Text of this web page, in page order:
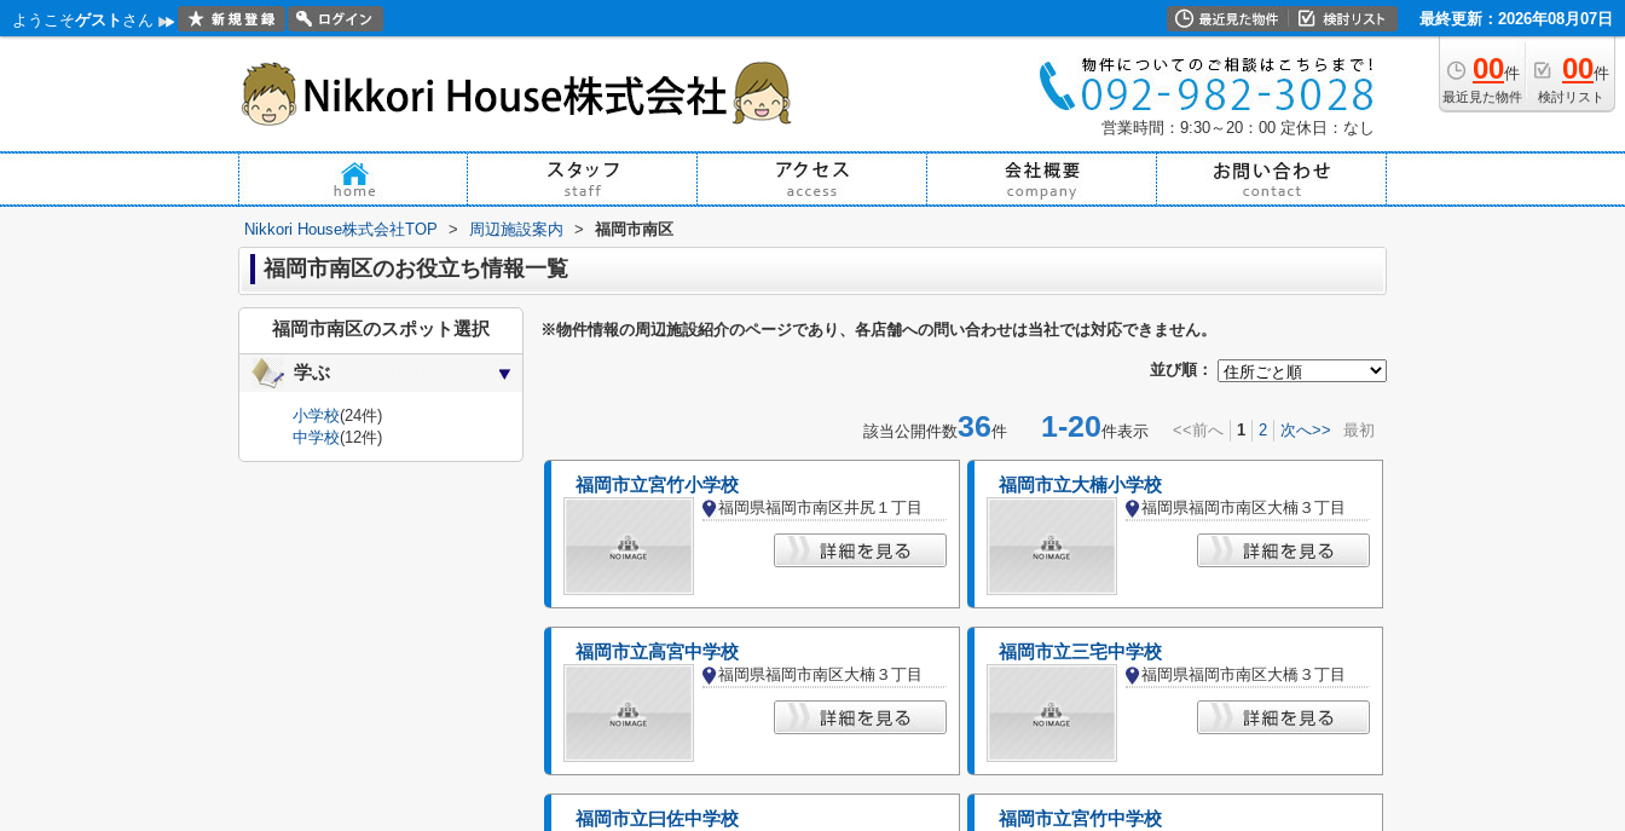
ようこそゲスト さん 最終更新：2026年08月07日
00件
最近見た物件
00件
検討リスト
営業時間：9:30～20：00 定休日：なし
Nikkori House株式会社TOP > 周辺施設案内 > 福岡市南区
福岡市南区のお役立ち情報一覧
※物件情報の周辺施設紹介のページであり、各店舗への問い合わせは当社では対応できません。
並び順：
該当公開件数36件 1-20件表示 <<前へ 1 2 次へ>> 最初
福岡市立宮竹小学校
福岡県福岡市南区井尻１丁目
福岡市立大楠小学校
福岡県福岡市南区大楠３丁目
福岡市立高宮中学校
福岡県福岡市南区大楠３丁目
福岡市立三宅中学校
福岡県福岡市南区大橋３丁目
福岡市立曰佐中学校 福岡市立宮竹中学校
福岡市南区のスポット選択
学ぶ
小学校(24件)
中学校(12件)